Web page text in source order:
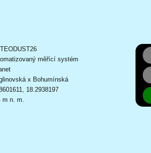
měřící systém
x Bohumínská
18.2938197
m n. m.